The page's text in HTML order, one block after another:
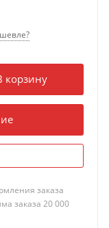
корзину
заказа
заказа 20 000